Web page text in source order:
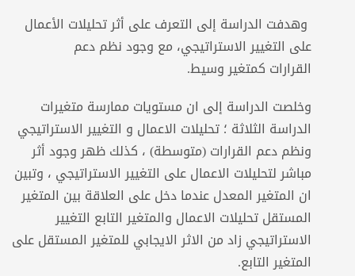
وهدفت الدراسة إلى التعرف على أثر تحليلات الأعمال
على التغيير الاستراتيجي، مع وجود نظم دعم
القرارات كمتغير وسيط.
وخلصت الدراسة إلى ان مستويات ممارسة متغيرات
الدراسة الثلاثة ؛ تحليلات الاعمال و التغيير الاستراتيجي
ونظم دعم القرارات (متوسطة) ، كذلك ظهر وجود أثر
مباشر لتحليلات الاعمال على التغيير الاستراتيجي ، وتبين
ان المتغير المعدل عندما دخل على العلاقة بين المتغير
المستقل تحليلات الاعمال والمتغير التابع التغيير
الاستراتيجي زاد من الاثر الايجابي للمتغير المستقل على
المتغير التابع.